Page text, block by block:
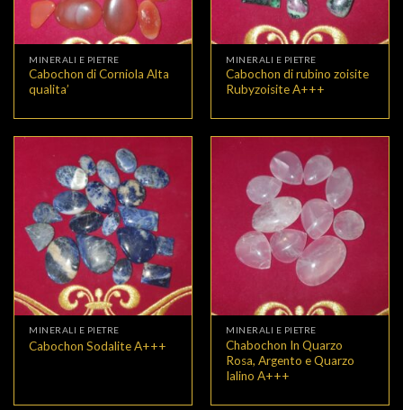
MINERALI E PIETRE
Cabochon di Corniola Alta
qualita’
MINERALI E PIETRE
Cabochon di rubino zoisite
Rubyzoisite A+++
MINERALI E PIETRE
Cabochon Sodalite A+++
MINERALI E PIETRE
Chabochon In Quarzo
Rosa, Argento e Quarzo
Ialino A+++